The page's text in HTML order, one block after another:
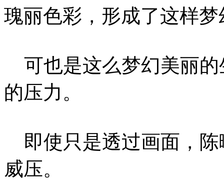
瑰丽色彩，形成了这样
可也是这么梦幻美丽的
的压力。
即使只是透过画面，陈
威压。